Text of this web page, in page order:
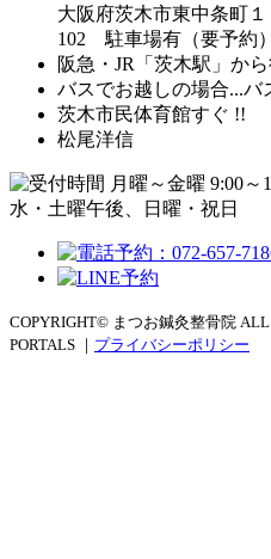
大阪府茨木市東中条町
102 駐車場有（要予約）
阪急・JR「茨木駅」か
バスでお越しの場合...バ
茨木市民体育館すぐ !!
松尾洋信
COPYRIGHT© まつお鍼灸整骨院 ALL
PORTALS ｜ プライバシーポリシー